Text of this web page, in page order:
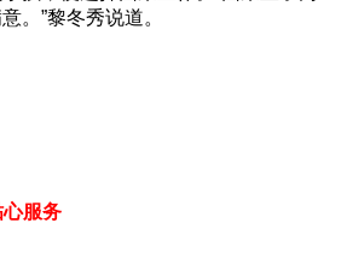
。”黎冬秀说道。
服务